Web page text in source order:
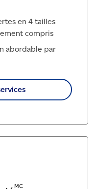
en 4 tailles
compris
abordable par
MC